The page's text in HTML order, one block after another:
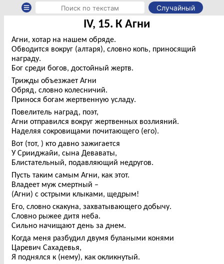
Случайный
IV, 15. К Агни
Агни, хотар на нашем обряде.
Обводится вокруг (алтаря), словно копь, приносящий
награду.
Бог среди богов, достойный жертв.
Трижды объезжает Агни
Обряд, словно колесничий.
Принося богам жертвенную усладу.
Повелитель наград, поэт,
Агни отправился вокруг жертвенных возлияний.
Наделяя сокровищами почитающего (его).
Вот (тот, ) кто давно зажигается
У Срииджайи, сына Деваваты,
Блистательный, подавляющий недругов.
Пусть таким самым Агни, как этот.
Владеет муж смертный –
(Агни) с острыми клыками, щедрым!
Его, словно скакуна, захватывающего добычу.
Словно рыжее дитя неба.
Сильно начищают день за днем.
Когда меня разбудил двумя булаными конями
Царевич Сахадевья,
Я поднялся к (нему), как окликнутый.